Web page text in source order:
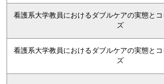
看護系大学教員におけるダブルケアの実態と
ズ
看護系大学教員におけるダブルケアの実態と
ズ